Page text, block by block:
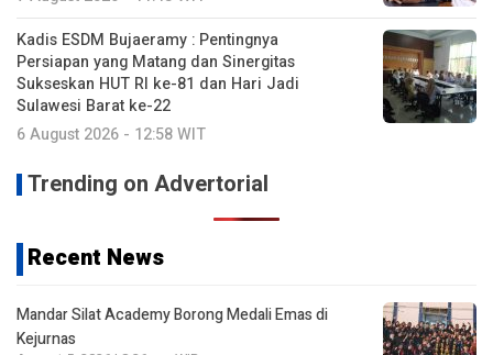
Kadis ESDM Bujaeramy : Pentingnya
Persiapan yang Matang dan Sinergitas
Sukseskan HUT RI ke-81 dan Hari Jadi
Sulawesi Barat ke-22
6 August 2026 - 12:58 WIT
Trending on Advertorial
Recent News
Mandar Silat Academy Borong Medali Emas di
Kejurnas